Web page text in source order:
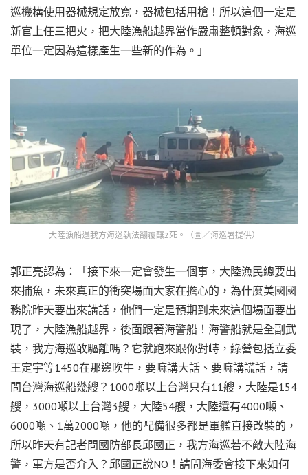
巡機構使用器械規定放寬，器械包括用槍！所以這個一定是
新官上任三把火，把大陸漁船越界當作嚴肅整頓對象，海巡
單位一定因為這樣產生一些新的作為。」
大陸漁船遇我方海巡執法翻覆釀2死。（圖／海巡署提供）
郭正亮認為：「接下來一定會發生一個事，大陸漁民總要出
來捕魚，未來真正的衝突場面大家在擔心的，為什麼美國國
務院昨天要出來講話，他們一定是預期到未來這個場面要出
現了，大陸漁船越界，後面跟著海警船！海警船就是全副武
裝，我方海巡敢驅離嗎？它就跑來跟你對峙，綠營包括立委
王定宇等1450在那邊吹牛，要嘛講大話、要嘛講謊話，請
問台灣海巡船幾艘？1000噸以上台灣只有11艘，大陸是154
艘，3000噸以上台灣3艘，大陸54艘，大陸還有4000噸、
6000噸、1萬2000噸，他的配備很多都是軍艦直接改裝的，
所以昨天有記者問國防部長邱國正，我方海巡若不敵大陸海
警，軍方是否介入？邱國正說NO！請問海委會接下來如何